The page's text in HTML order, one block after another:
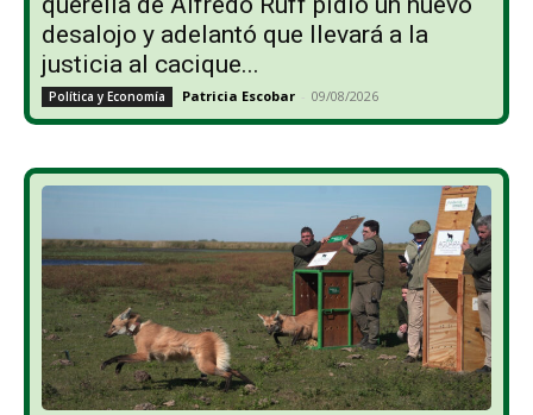
desalojo y adelantó que llevará a la
justicia al cacique...
Política y Economía Patricia Escobar - 09/08/2026